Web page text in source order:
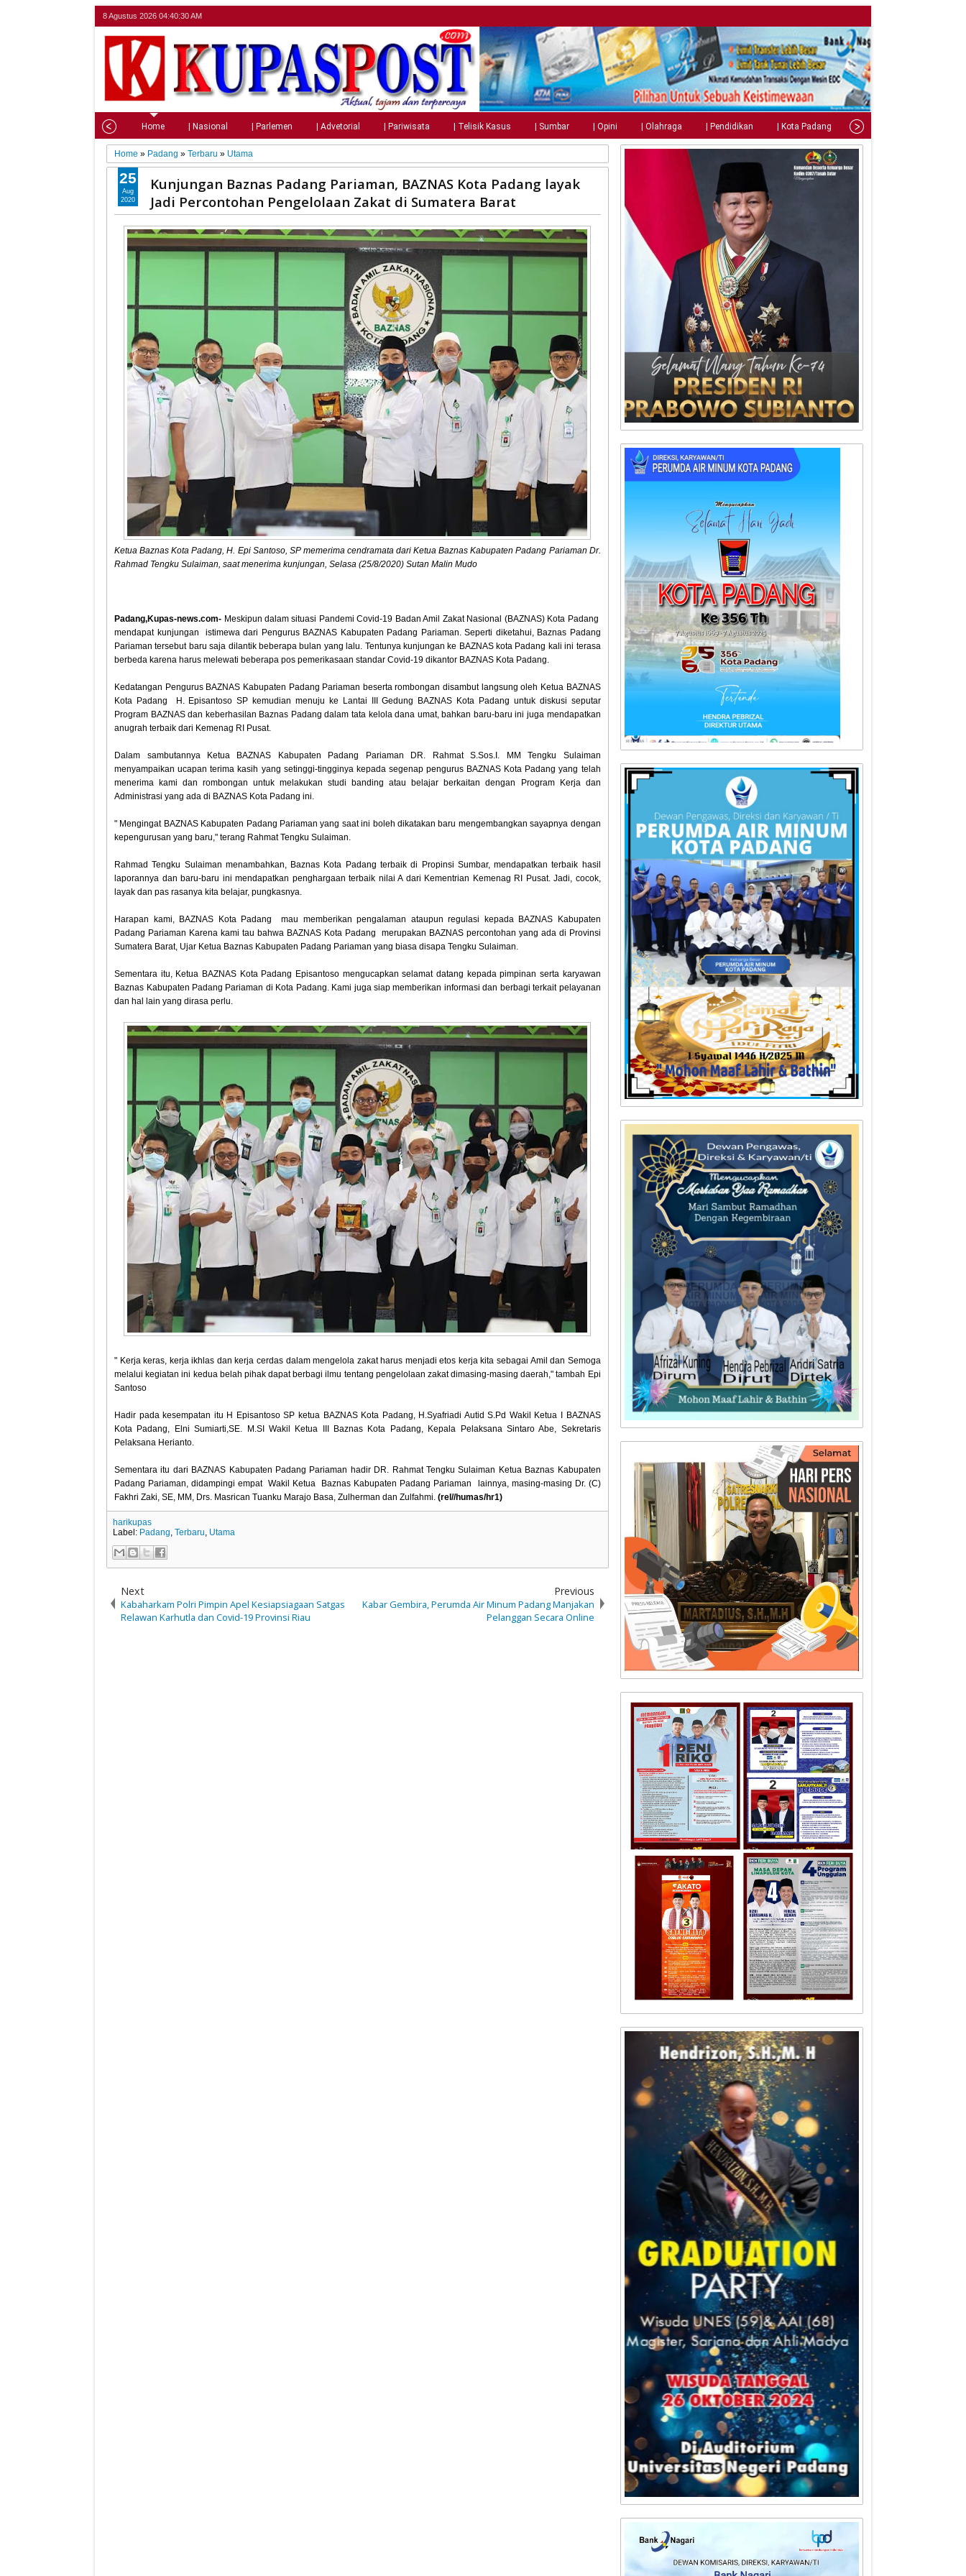
8 Agustus 2026 04:40:31 AM
Home | Nasional | Parlemen | Advetorial | Pariwisata | Telisik Kasus | Sumbar | Opini | Olahraga | Pendidikan | Kota Padang | Tips
Home » Padang »Terbaru » Utama
Kunjungan Baznas Padang Pariaman, BAZNAS Kota Padang layak
Jadi Percontohan Pengelolaan Zakat di Sumatera Barat
Ketua Baznas Kota Padang, H. Epi Santoso, SP memerima cendramata dari Ketua Baznas Kabupaten Padang Pariaman Dr.
Rahmad Tengku Sulaiman, saat menerima kunjungan, Selasa (25/8/2020) Sutan Malin Mudo
Padang,Kupas-news.com- Meskipun dalam situasi Pandemi Covid-19 Badan Amil Zakat Nasional (BAZNAS) Kota Padang
mendapat kunjungan istimewa dari Pengurus BAZNAS Kabupaten Padang Pariaman. Seperti diketahui, Baznas Padang
Pariaman tersebut baru saja dilantik beberapa bulan yang lalu. Tentunya kunjungan ke BAZNAS kota Padang kali ini terasa
berbeda karena harus melewati beberapa pos pemerikasaan standar Covid-19 dikantor BAZNAS Kota Padang.
Kedatangan Pengurus BAZNAS Kabupaten Padang Pariaman beserta rombongan disambut langsung oleh Ketua BAZNAS
Kota Padang H. Episantoso SP kemudian menuju ke Lantai III Gedung BAZNAS Kota Padang untuk diskusi seputar
Program BAZNAS dan keberhasilan Baznas Padang dalam tata kelola dana umat, bahkan baru-baru ini juga mendapatkan
anugrah terbaik dari Kemenag RI Pusat.
Dalam sambutannya Ketua BAZNAS Kabupaten Padang Pariaman DR. Rahmat S.Sos.I. MM Tengku Sulaiman
menyampaikan ucapan terima kasih yang setinggi-tingginya kepada segenap pengurus BAZNAS Kota Padang yang telah
menerima kami dan rombongan untuk melakukan studi banding atau belajar berkaitan dengan Program Kerja dan
Administrasi yang ada di BAZNAS Kota Padang ini.
" Mengingat BAZNAS Kabupaten Padang Pariaman yang saat ini boleh dikatakan baru mengembangkan sayapnya dengan
kepengurusan yang baru," terang Rahmat Tengku Sulaiman.
Rahmad Tengku Sulaiman menambahkan, Baznas Kota Padang terbaik di Propinsi Sumbar, mendapatkan terbaik hasil
laporannya dan baru-baru ini mendapatkan penghargaan terbaik nilai A dari Kementrian Kemenag RI Pusat. Jadi, cocok,
layak dan pas rasanya kita belajar, pungkasnya.
Harapan kami, BAZNAS Kota Padang mau memberikan pengalaman ataupun regulasi kepada BAZNAS Kabupaten
Padang Pariaman Karena kami tau bahwa BAZNAS Kota Padang merupakan BAZNAS percontohan yang ada di Provinsi
Sumatera Barat, Ujar Ketua Baznas Kabupaten Padang Pariaman yang biasa disapa Tengku Sulaiman.
Sementara itu, Ketua BAZNAS Kota Padang Episantoso mengucapkan selamat datang kepada pimpinan serta karyawan
Baznas Kabupaten Padang Pariaman di Kota Padang. Kami juga siap memberikan informasi dan berbagi terkait pelayanan
dan hal lain yang dirasa perlu.
" Kerja keras, kerja ikhlas dan kerja cerdas dalam mengelola zakat harus menjadi etos kerja kita sebagai Amil dan Semoga
melalui kegiatan ini kedua belah pihak dapat berbagi ilmu tentang pengelolaan zakat dimasing-masing daerah," tambah Epi
Santoso
Hadir pada kesempatan itu H Episantoso SP ketua BAZNAS Kota Padang, H.Syafriadi Autid S.Pd Wakil Ketua I BAZNAS
Kota Padang, Elni Sumiarti,SE. M.SI Wakil Ketua III Baznas Kota Padang, Kepala Pelaksana Sintaro Abe, Sekretaris
Pelaksana Herianto.
Sementara itu dari BAZNAS Kabupaten Padang Pariaman hadir DR. Rahmat Tengku Sulaiman Ketua Baznas Kabupaten
Padang Pariaman, didampingi empat Wakil Ketua Baznas Kabupaten Padang Pariaman lainnya, masing-masing Dr. (C)
Fakhri Zaki, SE, MM, Drs. Masrican Tuanku Marajo Basa, Zulherman dan Zulfahmi.(rel//humas/hr1)
25
Aug
2020
harikupas
Label: Padang,Terbaru, Utama
Next
Kabaharkam Polri Pimpin Apel Kesiapsiagaan Satgas
Relawan Karhutla dan Covid-19 Provinsi Riau
Previous
Kabar Gembira, Perumda Air Minum Padang Manjakan
Pelanggan Secara Online